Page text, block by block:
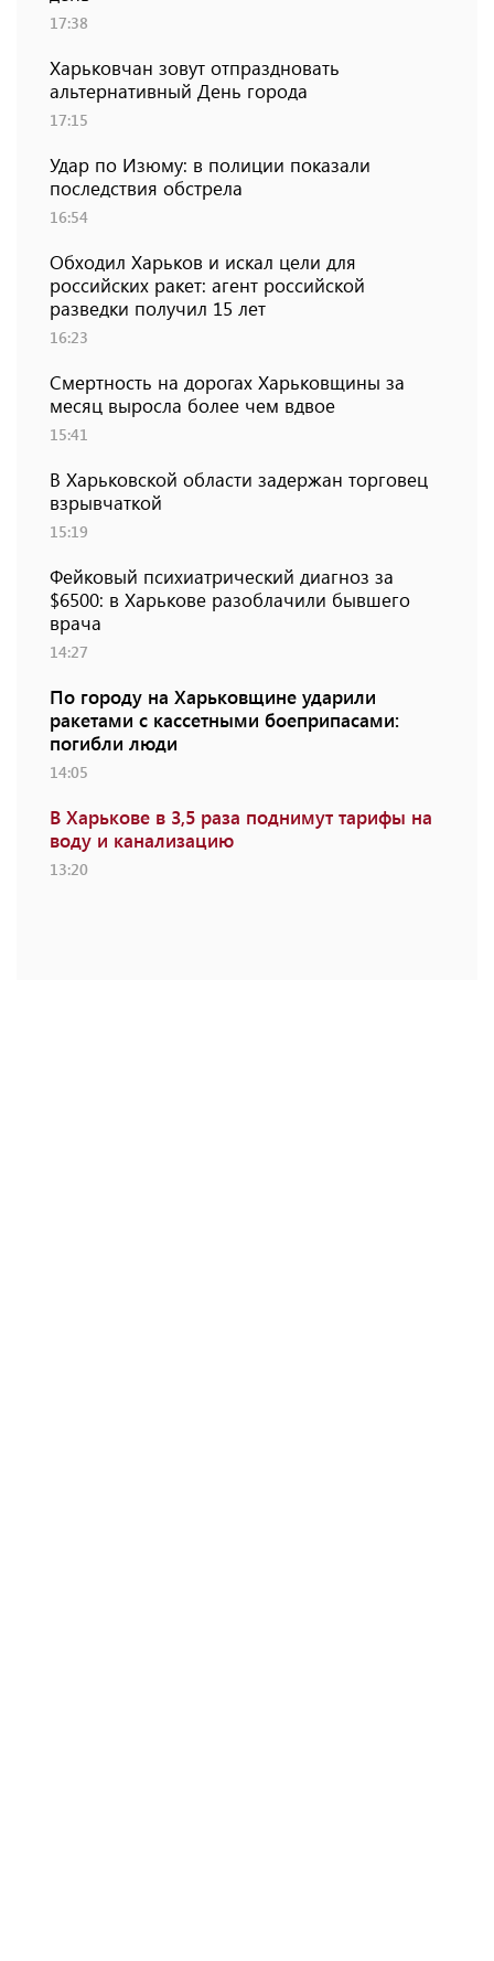
17:38
Харьковчан зовут отпраздновать
альтернативный День города
17:15
Удар по Изюму: в полиции показали
последствия обстрела
16:54
Обходил Харьков и искал цели для
российских ракет: агент российской
разведки получил 15 лет
16:23
Смертность на дорогах Харьковщины за
месяц выросла более чем вдвое
15:41
В Харьковской области задержан торговец
взрывчаткой
15:19
Фейковый психиатрический диагноз за
$6500: в Харькове разоблачили бывшего
врача
14:27
По городу на Харьковщине ударили
ракетами с кассетными боеприпасами:
погибли люди
14:05
В Харькове в 3,5 раза поднимут тарифы на
воду и канализацию
13:20